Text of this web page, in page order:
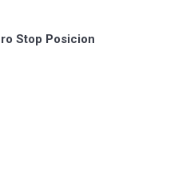
Stop Posicion